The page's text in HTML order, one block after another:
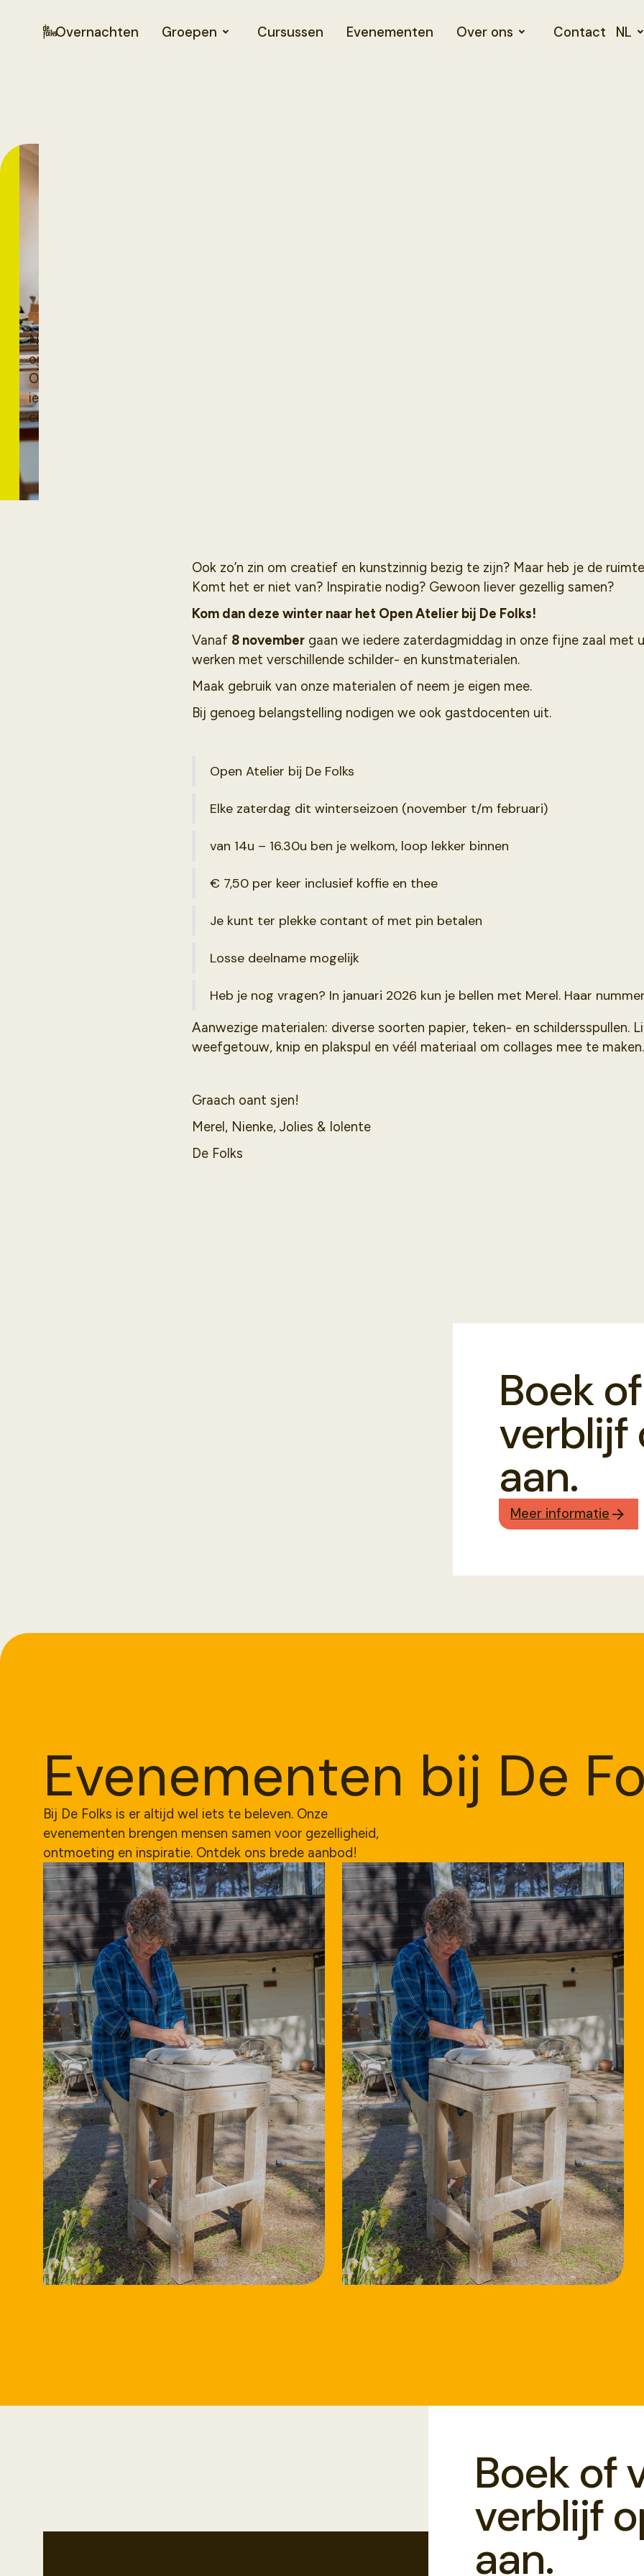
Overnachten Groepen Cursussen Evenementen Over ons Contact NL
Open
Atelier
Nieuw: Deze winter
organiseren wij een
Open Atelier voor
iedereen die graag
creatief en kunstzinnig
bezig wil zijn!
Ook zo’n zin om creatief en kunstzinnig bezig te zijn? Maar heb je de
Komt het er niet van? Inspiratie nodig? Gewoon liever gezellig samen?
Kom dan deze winter naar het Open Atelier bij De Folks!
Vanaf 8 novembergaan we iedere zaterdagmiddag in onze fijne zaal met
werken met verschillende schilder- en kunstmaterialen.
Maak gebruik van onze materialen of neem je eigen mee.
Bij genoeg belangstelling nodigen we ook gastdocenten uit.
Open Atelier bij De Folks
Elke zaterdag dit winterseizoen (november t/m februari)
van 14u – 16.30u ben je welkom, loop lekker binnen
€ 7,50 per keer inclusief koffie en thee
Je kunt ter plekke contant of met pin betalen
Losse deelname mogelijk
Heb je nog vragen? In januari 2026 kun je bellen met Merel. Haar
Aanwezige materialen: diverse soorten papier, teken- en schildersspullen.
weefgetouw, knip en plakspul en véél materiaal om collages mee te maken.
Graach oant sjen!
Merel, Nienke, Jolies & Iolente
De Folks
Boek
verblijf
aan.
Meer informatie
Evenementen bij De
Bij De Folks is er altijd wel iets te beleven. Onze
evenementen brengen mensen samen voor gezelligheid,
ontmoeting en inspiratie. Ontdek ons brede aanbod!
Boek of
verblijf
aan.